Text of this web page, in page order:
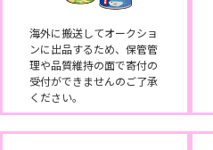
海外に搬送してオークショ
ンに出品するため、保管管
理や品質維持の面で寄付の
受付ができませんのご了承
ください。